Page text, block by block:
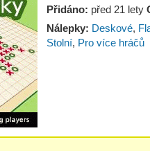
Přidáno: před 21 lety
Nálepky: Deskové,
Stolní, Pro více hráčů